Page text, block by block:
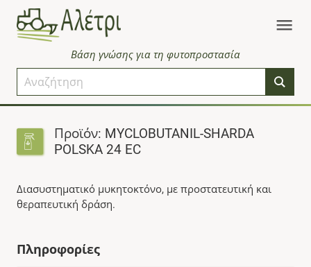
Βάση γνώσης για τη φυτοπροστασία
Προϊόν: MYCLOBUTANIL-SHARDA
POLSKA 24 EC
Διασυστηματικό μυκητοκτόνο, με προστατευτική και
θεραπευτική δράση.
Πληροφορίες